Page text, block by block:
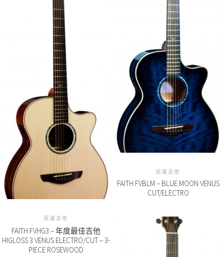
民謠吉他
FAITH FVBLM – BLUE MOON VENUS
CUT/ELECTRO
民謠吉他
FAITH FVHG3 – 年度最佳吉他
HIGLOSS 3 VENUS ELECTRO/CUT – 3-
PIECE ROSEWOOD